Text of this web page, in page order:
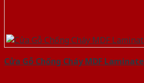
Cửa Gỗ Chống Cháy MDF Laminate